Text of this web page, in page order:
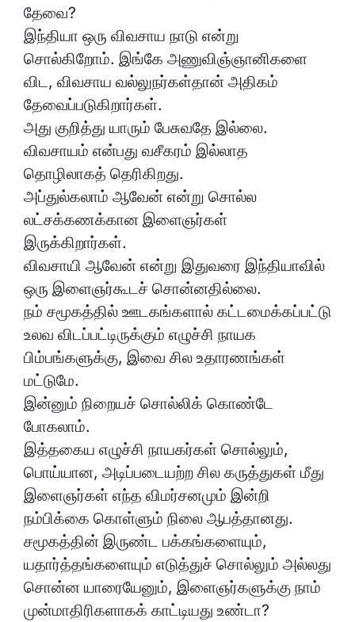
தேவை?
இந்தியா ஒரு விவசாய நாடு என்று
சொல்கிறோம். இங்கே அணுவிஞ்ஞானிகளை
விட, விவசாய வல்லுநர்கள்தான் அதிகம்
தேவைப்படுகிறார்கள்.
அது குறித்து யாரும் பேசுவதே இல்லை.
விவசாயம் என்பது வசீகரம் இல்லாத
தொழிலாகத் தெரிகிறது.
அப்துல்கலாம் ஆவேன் என்று சொல்ல
லட்சக்கணக்கான இளைஞர்கள்
இருக்கிறார்கள்.
விவசாயி ஆவேன் என்று இதுவரை இந்தியாவில்
ஒரு இளைஞர்கூடச் சொன்னதில்லை.
நம் சமூகத்தில் ஊடகங்களால் கட்டமைக்கப்பட்டு
உலவ விடப்பட்டிருக்கும் எழுச்சி நாயக
பிம்பங்களுக்கு, இவை சில உதாரணங்கள்
மட்டுமே.
இன்னும் நிறையச் சொல்லிக் கொண்டே
போகலாம்.
இத்தகைய எழுச்சி நாயகர்கள் சொல்லும்,
பொய்யான, அடிப்படையற்ற சில கருத்துகள் மீது
இளைஞர்கள் எந்த விமர்சனமும் இன்றி
நம்பிக்கை கொள்ளும் நிலை ஆபத்தானது.
சமூகத்தின் இருண்ட பக்கங்களையும்,
யதார்த்தங்களையும் எடுத்துச் சொல்லும் அல்லது
சொன்ன யாரையேனும், இளைஞர்களுக்கு நாம்
முன்மாதிரிகளாகக் காட்டியது உண்டா?